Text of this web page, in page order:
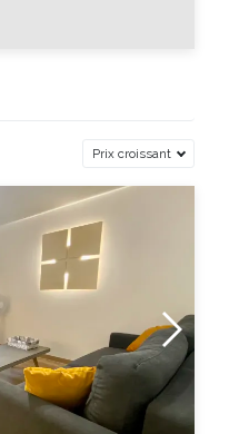
Prix croissant